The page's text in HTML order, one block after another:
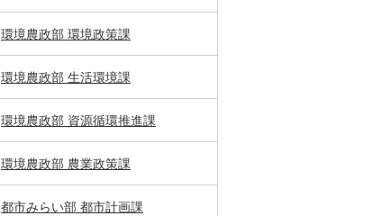
環境農政部 環境政策課
環境農政部 生活環境課
環境農政部 資源循環推進課
環境農政部 農業政策課
都市みらい部 都市計画課